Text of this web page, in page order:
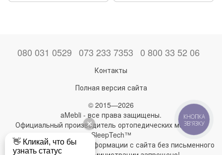
080 031 0529 073 233 7353 0 800 33 52 06
Контакты
Полная версия сайта
© 2015—2026
aMebli - все права защищены.
Официальный производитель ортопедических матрасов
SleepTech™
Любое использование информации с сайта без письменного
КНОПКА
ЗВ'ЯЗКУ